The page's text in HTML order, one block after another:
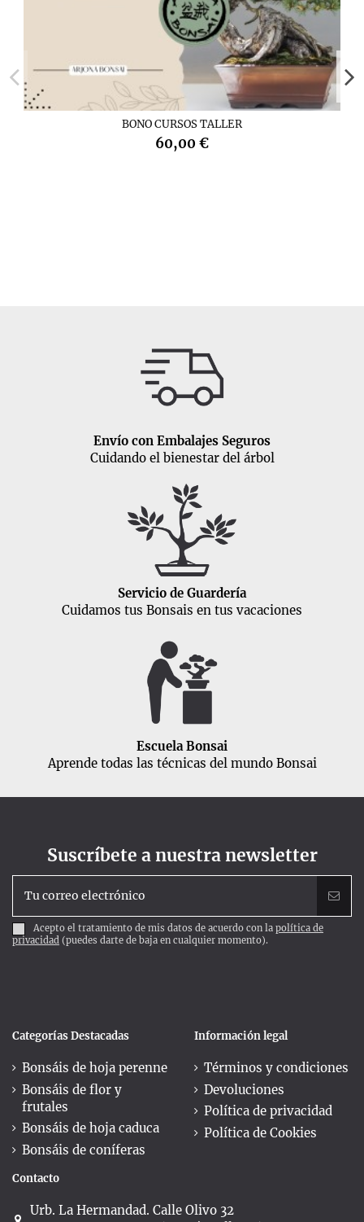
BONO CURSOS TALLER
60,00 €
Envío con Embalajes Seguros
Cuidando el bienestar del árbol
Servicio de Guardería
Cuidamos tus Bonsais en tus vacaciones
Escuela Bonsai
Aprende todas las técnicas del mundo Bonsai
Suscríbete a nuestra newsletter
Acepto el tratamiento de mis datos de acuerdo con la política de
privacidad (puedes darte de baja en cualquier momento).
Categorías Destacadas
Bonsáis de hoja perenne
Bonsáis de flor y
frutales
Bonsáis de hoja caduca
Bonsáis de coníferas
Información legal
Términos y condiciones
Devoluciones
Política de privacidad
Política de Cookies
Contacto
Urb. La Hermandad. Calle Olivo 32